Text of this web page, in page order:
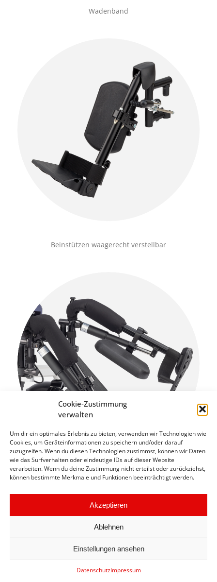
Cookie-Zustimmung
verwalten
Um dir ein optimales Erlebnis zu bieten, verwenden wir Technologien wie
Cookies, um Geräteinformationen zu speichern und/oder darauf
zuzugreifen. Wenn du diesen Technologien zustimmst, können wir Daten
wie das Surfverhalten oder eindeutige IDs auf dieser Website
verarbeiten. Wenn du deine Zustimmung nicht erteilst oder zurückziehst,
können bestimmte Merkmale und Funktionen beeinträchtigt werden.
Akzeptieren
Ablehnen
Einstellungen ansehen
DatenschutzImpressum
Wadenband
Beinstützen waagerecht verstellbar
Beinstützen (elektrisch)